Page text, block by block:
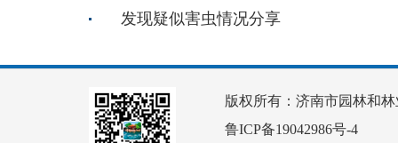
发现疑似害虫情况分享
版权所有：济南市园林和
鲁ICP备19042986号-4